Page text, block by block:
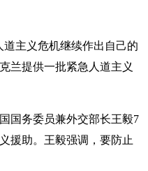
主义危机继续作出自己的
兰提供一批紧急人道主义
国务委员兼外交部长王毅7
援助。王毅强调，要防止